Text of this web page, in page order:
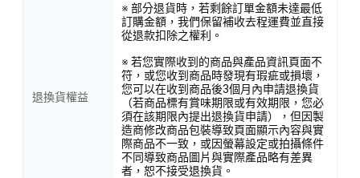
退換貨權益
※ 部分退貨時，若剩餘訂單金額未達最低
訂購金額，我們保留補收去程運費並直接
從退款扣除之權利。
※ 若您實際收到的商品與產品資訊頁面不
符，或您收到商品時發現有瑕疵或損壞，
您可以在收到商品後3個月內申請退換貨
（若商品標有賞味期限或有效期限，您必
須在該期限內提出退換貨申請），但因製
造商修改商品包裝導致頁面顯示內容與實
際商品不一致，或因螢幕設定或拍攝條件
不同導致商品圖片與實際產品略有差異
者，恕不接受退換貨。